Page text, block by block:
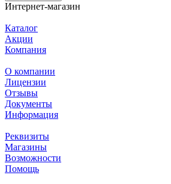
Интернет-магазин
Каталог
Акции
Компания
О компании
Лицензии
Отзывы
Документы
Информация
Реквизиты
Магазины
Возможности
Помощь